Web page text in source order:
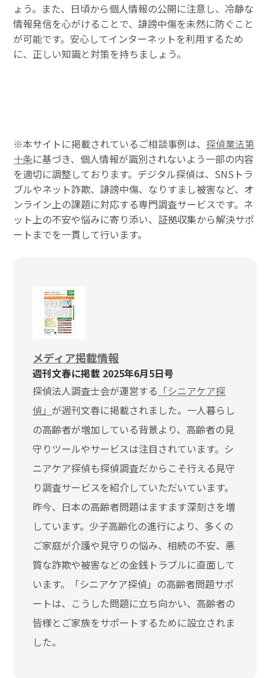
ょう。また、日頃から個人情報の公開に注意し、冷静な
情報発信を心がけることで、誹謗中傷を未然に防ぐこと
が可能です。安心してインターネットを利用するため
に、正しい知識と対策を持ちましょう。
※本サイトに掲載されているご相談事例は、探偵業法第
十条に基づき、個人情報が識別されないよう一部の内容
を適切に調整しております。デジタル探偵は、SNSトラ
ブルやネット詐欺、誹謗中傷、なりすまし被害など、オ
ンライン上の課題に対応する専門調査サービスです。ネ
ット上の不安や悩みに寄り添い、証拠収集から解決サポ
ートまでを一貫して行います。
メディア掲載情報
週刊文春に掲載 2025年6月5日号
探偵法人調査士会が運営する 「シニアケア探
偵」が週刊文春に掲載されました。一人暮らし
の高齢者が増加している背景より、高齢者の見
守りツールやサービスは注目されています。シ
ニアケア探偵も探偵調査だからこそ行える見守
り調査サービスを紹介していただいています。
昨今、日本の高齢者問題はますます深刻さを増
しています。少子高齢化の進行により、多くの
ご家庭が介護や見守りの悩み、相続の不安、悪
質な詐欺や被害などの金銭トラブルに直面して
います。「シニアケア探偵」の高齢者問題サポ
ートは、こうした問題に立ち向かい、高齢者の
皆様とご家族をサポートするために設立されま
した。